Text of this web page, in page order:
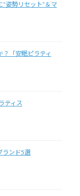
“姿勢リセット”＆マ
？「安眠ピラティ
ティス
ランド5選